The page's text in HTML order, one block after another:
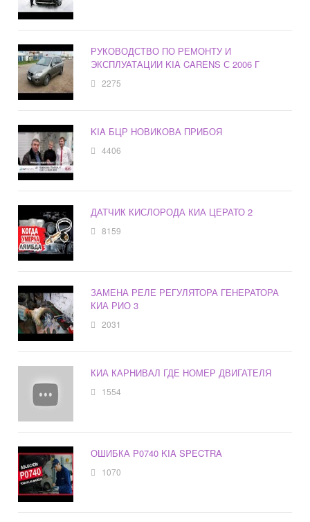
РУКОВОДСТВО ПО РЕМОНТУ И
ЭКСПЛУАТАЦИИ KIA CARENS С 2006 Г
2275
KIA БЦР НОВИКОВА ПРИБОЯ
4406
ДАТЧИК КИСЛОРОДА КИА ЦЕРАТО 2
8159
ЗАМЕНА РЕЛЕ РЕГУЛЯТОРА ГЕНЕРАТОРА
КИА РИО 3
2031
КИА КАРНИВАЛ ГДЕ НОМЕР ДВИГАТЕЛЯ
1554
ОШИБКА P0740 KIA SPECTRA
1070